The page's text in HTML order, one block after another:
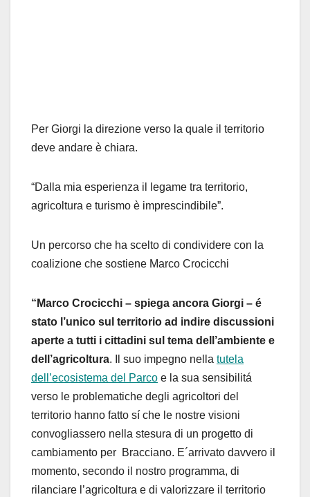
Per Giorgi la direzione verso la quale il territorio
deve andare è chiara.
“Dalla mia esperienza il legame tra territorio,
agricoltura e turismo è imprescindibile”.
Un percorso che ha scelto di condividere con la
coalizione che sostiene Marco Crocicchi
“Marco Crocicchi – spiega ancora Giorgi – é
stato l’unico sul territorio ad indire discussioni
aperte a tutti i cittadini sul tema dell’ambiente e
dell’agricoltura. Il suo impegno nella tutela
dell’ecosistema del Parco e la sua sensibilitá
verso le problematiche degli agricoltori del
territorio hanno fatto sí che le nostre visioni
convogliassero nella stesura di un progetto di
cambiamento per Bracciano. E´arrivato davvero il
momento, secondo il nostro programma, di
rilanciare l’agricoltura e di valorizzare il territorio